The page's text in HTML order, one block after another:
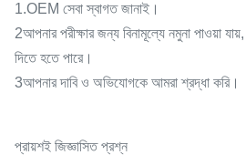
1.OEM সেবা স্বাগত জানাই।
2আপনার পরীক্ষার জন্য বিনামূল্যে নমুনা পাওয়া
দিতে হতে পারে।
3আপনার দাবি ও অভিযোগকে আমরা শ্রদ্ধা করি।
প্রায়শই জিজ্ঞাসিত প্রশ্ন